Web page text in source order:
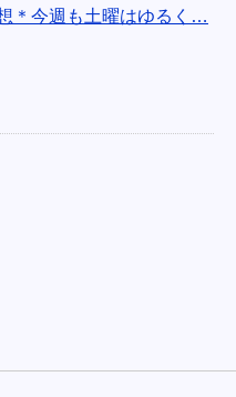
＊今週も土曜はゆるく…